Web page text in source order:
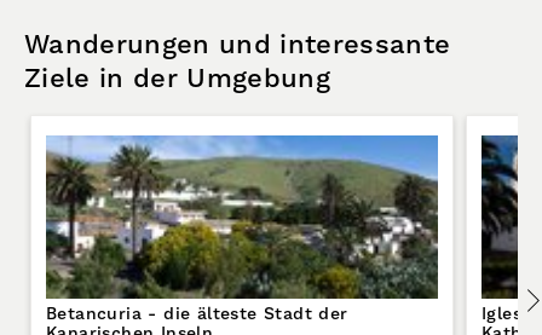
Wanderungen und interessante
Ziele in der Umgebung
Betancuria - die älteste Stadt der